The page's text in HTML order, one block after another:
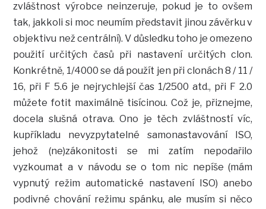
zvláštnost výrobce neinzeruje, pokud je to ovšem
tak, jakkoli si moc neumím představit jinou závěrku v
objektivu než centrální). V důsledku toho je omezeno
použití určitých časů při nastavení určitých clon.
Konkrétně, 1/4000 se dá použít jen při clonách 8 / 11 /
16, při F 5.6 je nejrychlejší čas 1/2500 atd., při F 2.0
můžete fotit maximálně tisícinou. Což je, přiznejme,
docela slušná otrava. Ono je těch zvláštností víc,
kupříkladu nevyzpytatelné samonastavování ISO,
jehož (ne)zákonitosti se mi zatím nepodařilo
vyzkoumat a v návodu se o tom nic nepíše (mám
vypnutý režim automatické nastavení ISO) anebo
podivné chování režimu spánku, ale musím si něco